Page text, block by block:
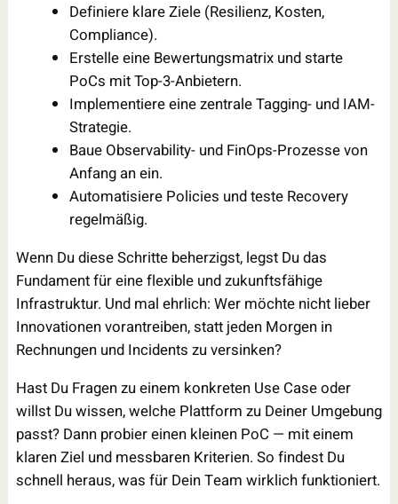
Definiere klare Ziele (Resilienz, Kosten,
Compliance).
Erstelle eine Bewertungsmatrix und starte
PoCs mit Top-3-Anbietern.
Implementiere eine zentrale Tagging- und IAM-
Strategie.
Baue Observability- und FinOps-Prozesse von
Anfang an ein.
Automatisiere Policies und teste Recovery
regelmäßig.
Wenn Du diese Schritte beherzigst, legst Du das
Fundament für eine flexible und zukunftsfähige
Infrastruktur. Und mal ehrlich: Wer möchte nicht lieber
Innovationen vorantreiben, statt jeden Morgen in
Rechnungen und Incidents zu versinken?
Hast Du Fragen zu einem konkreten Use Case oder
willst Du wissen, welche Plattform zu Deiner Umgebung
passt? Dann probier einen kleinen PoC — mit einem
klaren Ziel und messbaren Kriterien. So findest Du
schnell heraus, was für Dein Team wirklich funktioniert.